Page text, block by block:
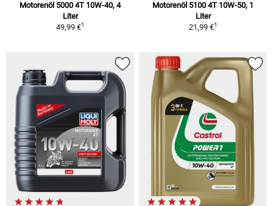
Motorenöl 5000 4T 10W-40, 4
Liter
49,99 €1
Motorenöl 5100 4T 10W-50, 1
Liter
21,99 €1